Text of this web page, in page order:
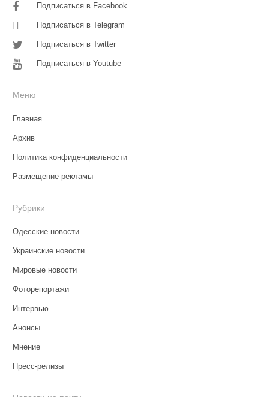
Подписаться в Facebook
Подписаться в Telegram
Подписаться в Twitter
Подписаться в Youtube
Меню
Главная
Архив
Политика конфиденциальности
Размещение рекламы
Рубрики
Одесские новости
Украинские новости
Мировые новости
Фоторепортажи
Интервью
Анонсы
Мнение
Пресс-релизы